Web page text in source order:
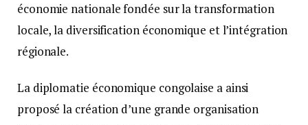
économie nationale fondée sur la transformation
locale, la diversification économique et l’intégration
régionale.
La diplomatie économique congolaise a ainsi
proposé la création d’une grande organisation